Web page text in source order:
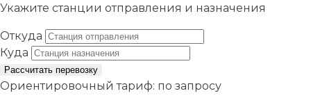
Укажите станции отправления и назначения
Откуда
Куда
Рассчитать перевозку
Ориентировочный тариф: по запросу